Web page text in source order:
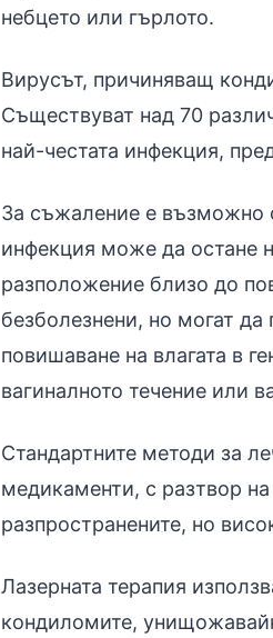
небцето или гърлото.
Вирусът, причиняващ
Съществуват над 70
най-честата инфекция,
За съжаление е възможно
инфекция може да остане
разположение близо до
безболезнени, но могат
повишаване на влагата в
вагиналното течение или
Стандартните методи за
медикаменти, с разтвор
разпространените, но
Лазерната терапия
кондиломите,